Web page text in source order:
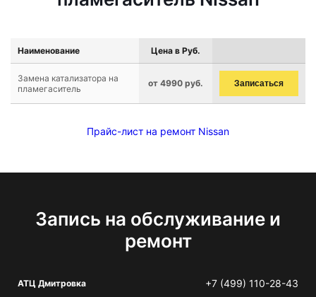
Наименование Цена в Руб.
Замена катализатора на
пламегаситель
от 4990 руб. Записаться
Прайс-лист на ремонт Nissan
Запись на обслуживание и
ремонт
АТЦ Дмитровка +7 (499) 110-28-43